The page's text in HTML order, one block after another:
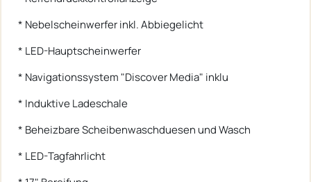
* Nebelscheinwerfer inkl. Abbiegelicht
* LED-Hauptscheinwerfer
* Navigationssystem "Discover Media" inklu
* Induktive Ladeschale
* Beheizbare Scheibenwaschduesen und Wasch
* LED-Tagfahrlicht